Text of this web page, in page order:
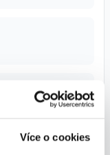
Více o cookies